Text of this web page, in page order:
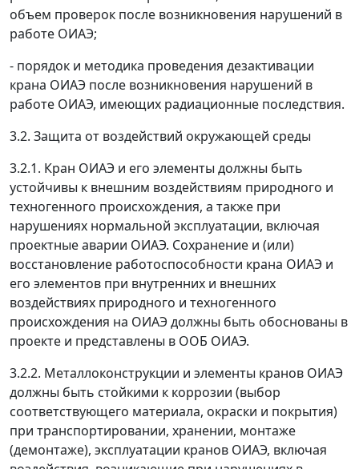
объем проверок после возникновения нарушений в
работе ОИАЭ;
- порядок и методика проведения дезактивации
крана ОИАЭ после возникновения нарушений в
работе ОИАЭ, имеющих радиационные последствия.
3.2. Защита от воздействий окружающей среды
3.2.1. Кран ОИАЭ и его элементы должны быть
устойчивы к внешним воздействиям природного и
техногенного происхождения, а также при
нарушениях нормальной эксплуатации, включая
проектные аварии ОИАЭ. Сохранение и (или)
восстановление работоспособности крана ОИАЭ и
его элементов при внутренних и внешних
воздействиях природного и техногенного
происхождения на ОИАЭ должны быть обоснованы в
проекте и представлены в ООБ ОИАЭ.
3.2.2. Металлоконструкции и элементы кранов ОИАЭ
должны быть стойкими к коррозии (выбор
соответствующего материала, окраски и покрытия)
при транспортировании, хранении, монтаже
(демонтаже), эксплуатации кранов ОИАЭ, включая